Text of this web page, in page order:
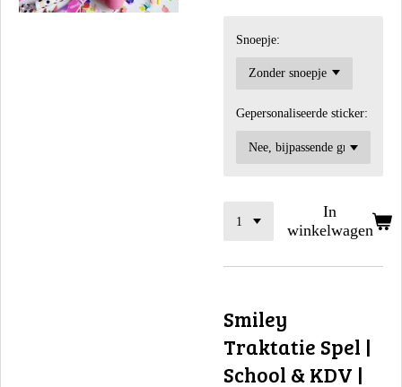
Snoepje:
Gepersonaliseerde sticker:
In
winkelwagen
Smiley
Traktatie Spel |
School & KDV |